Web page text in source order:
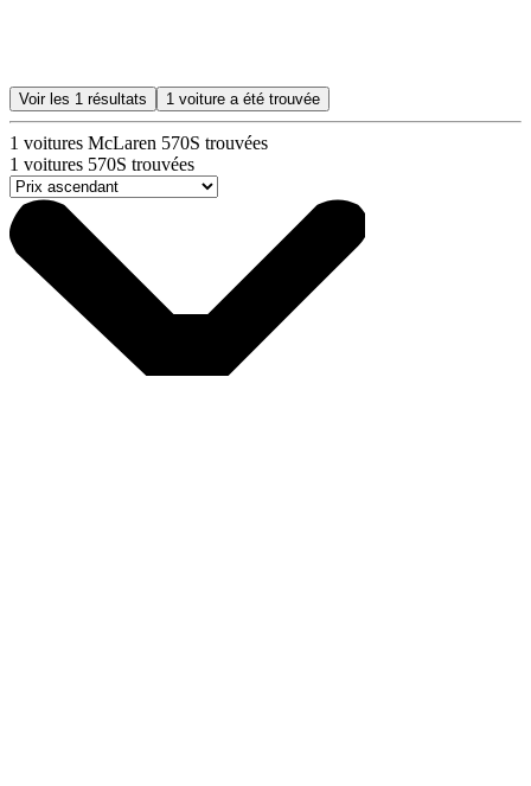
Voir les 1 résultats 1 voiture a été trouvée
1 voitures McLaren 570S trouvées
1 voitures 570S trouvées